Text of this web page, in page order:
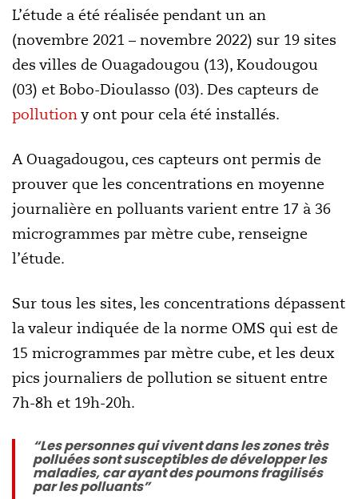
L’étude a été réalisée pendant un an
(novembre 2021 – novembre 2022) sur 19 sites
des villes de Ouagadougou (13), Koudougou
(03) et Bobo-Dioulasso (03). Des capteurs de
pollutiony ont pour cela été installés.
A Ouagadougou, ces capteurs ont permis de
prouver que les concentrations en moyenne
journalière en polluants varient entre 17 à 36
microgrammes par mètre cube, renseigne
l’étude.
Sur tous les sites, les concentrations dépassent
la valeur indiquée de la norme OMS qui est de
15 microgrammes par mètre cube, et les deux
pics journaliers de pollution se situent entre
7h-8h et 19h-20h.
“Les personnes qui vivent dans les zones très
polluées sont susceptibles de développer les
maladies, car ayant des poumons fragilisés
par les polluants”